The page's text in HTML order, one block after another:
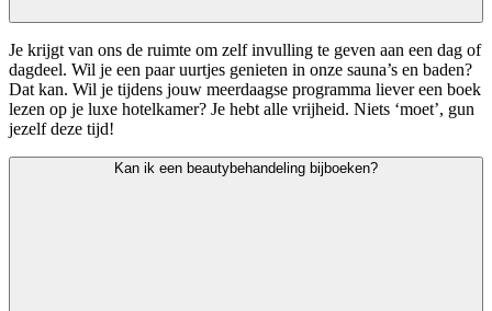
Je krijgt van ons de ruimte om zelf invulling te geven aan een dag of
dagdeel. Wil je een paar uurtjes genieten in onze sauna’s en baden?
Dat kan. Wil je tijdens jouw meerdaagse programma liever een boek
lezen op je luxe hotelkamer? Je hebt alle vrijheid. Niets ‘moet’, gun
jezelf deze tijd!
Kan ik een beautybehandeling bijboeken?